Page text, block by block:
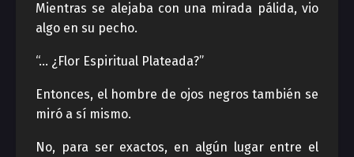
Mientras se alejaba con una mirada pálida, vio
algo en su pecho.
“… ¿Flor Espiritual Plateada?”
Entonces, el hombre de ojos negros también se
miró a sí mismo.
No, para ser exactos, en algún lugar entre el